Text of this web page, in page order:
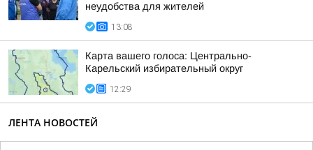
неудобства для жителей
13:08
Карта вашего голоса: Центрально-
Карельский избирательный округ
12:29
ЛЕНТА НОВОСТЕЙ